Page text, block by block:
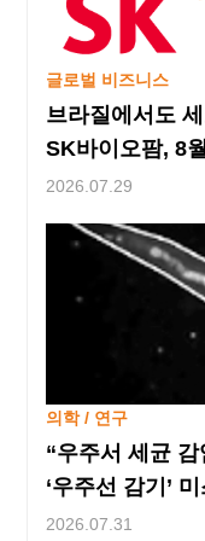
이러한 흐름 속에서
올해 열린 화장품
2026’에서 신설된
글로벌 비즈니스
브라질에서도
SK바이오팜, 8
2026.07.29
의학 / 연구
“우주서 세균
‘우주선 감기’
2026.07.31